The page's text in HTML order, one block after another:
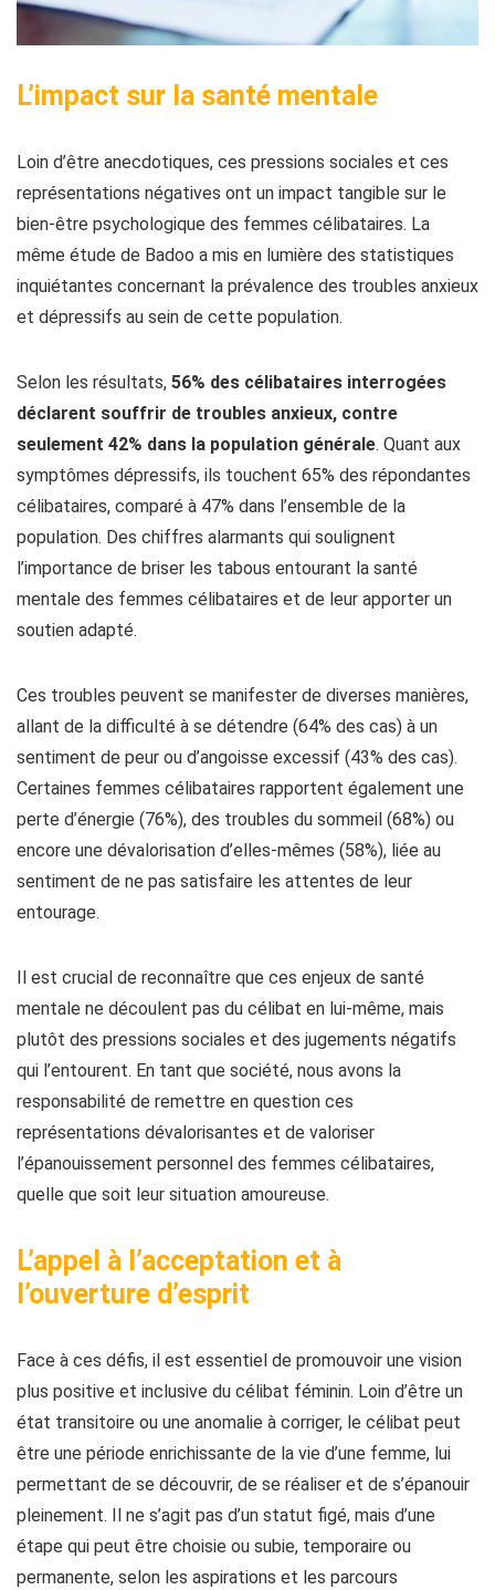
L’impact sur la santé mentale
Loin d’être anecdotiques, ces pressions sociales et ces
représentations négatives ont un impact tangible sur le
bien-être psychologique des femmes célibataires. La
même étude de Badoo a mis en lumière des statistiques
inquiétantes concernant la prévalence des troubles anxieux
et dépressifs au sein de cette population.
Selon les résultats, 56% des célibataires interrogées
déclarent souffrir de troubles anxieux, contre
seulement 42% dans la population générale. Quant aux
symptômes dépressifs, ils touchent 65% des répondantes
célibataires, comparé à 47% dans l’ensemble de la
population. Des chiffres alarmants qui soulignent
l’importance de briser les tabous entourant la santé
mentale des femmes célibataires et de leur apporter un
soutien adapté.
Ces troubles peuvent se manifester de diverses manières,
allant de la difficulté à se détendre (64% des cas) à un
sentiment de peur ou d’angoisse excessif (43% des cas).
Certaines femmes célibataires rapportent également une
perte d’énergie (76%), des troubles du sommeil (68%) ou
encore une dévalorisation d’elles-mêmes (58%), liée au
sentiment de ne pas satisfaire les attentes de leur
entourage.
Il est crucial de reconnaître que ces enjeux de santé
mentale ne découlent pas du célibat en lui-même, mais
plutôt des pressions sociales et des jugements négatifs
qui l’entourent. En tant que société, nous avons la
responsabilité de remettre en question ces
représentations dévalorisantes et de valoriser
l’épanouissement personnel des femmes célibataires,
quelle que soit leur situation amoureuse.
L’appel à l’acceptation et à
l’ouverture d’esprit
Face à ces défis, il est essentiel de promouvoir une vision
plus positive et inclusive du célibat féminin. Loin d’être un
état transitoire ou une anomalie à corriger, le célibat peut
être une période enrichissante de la vie d’une femme, lui
permettant de se découvrir, de se réaliser et de s’épanouir
pleinement. Il ne s’agit pas d’un statut figé, mais d’une
étape qui peut être choisie ou subie, temporaire ou
permanente, selon les aspirations et les parcours